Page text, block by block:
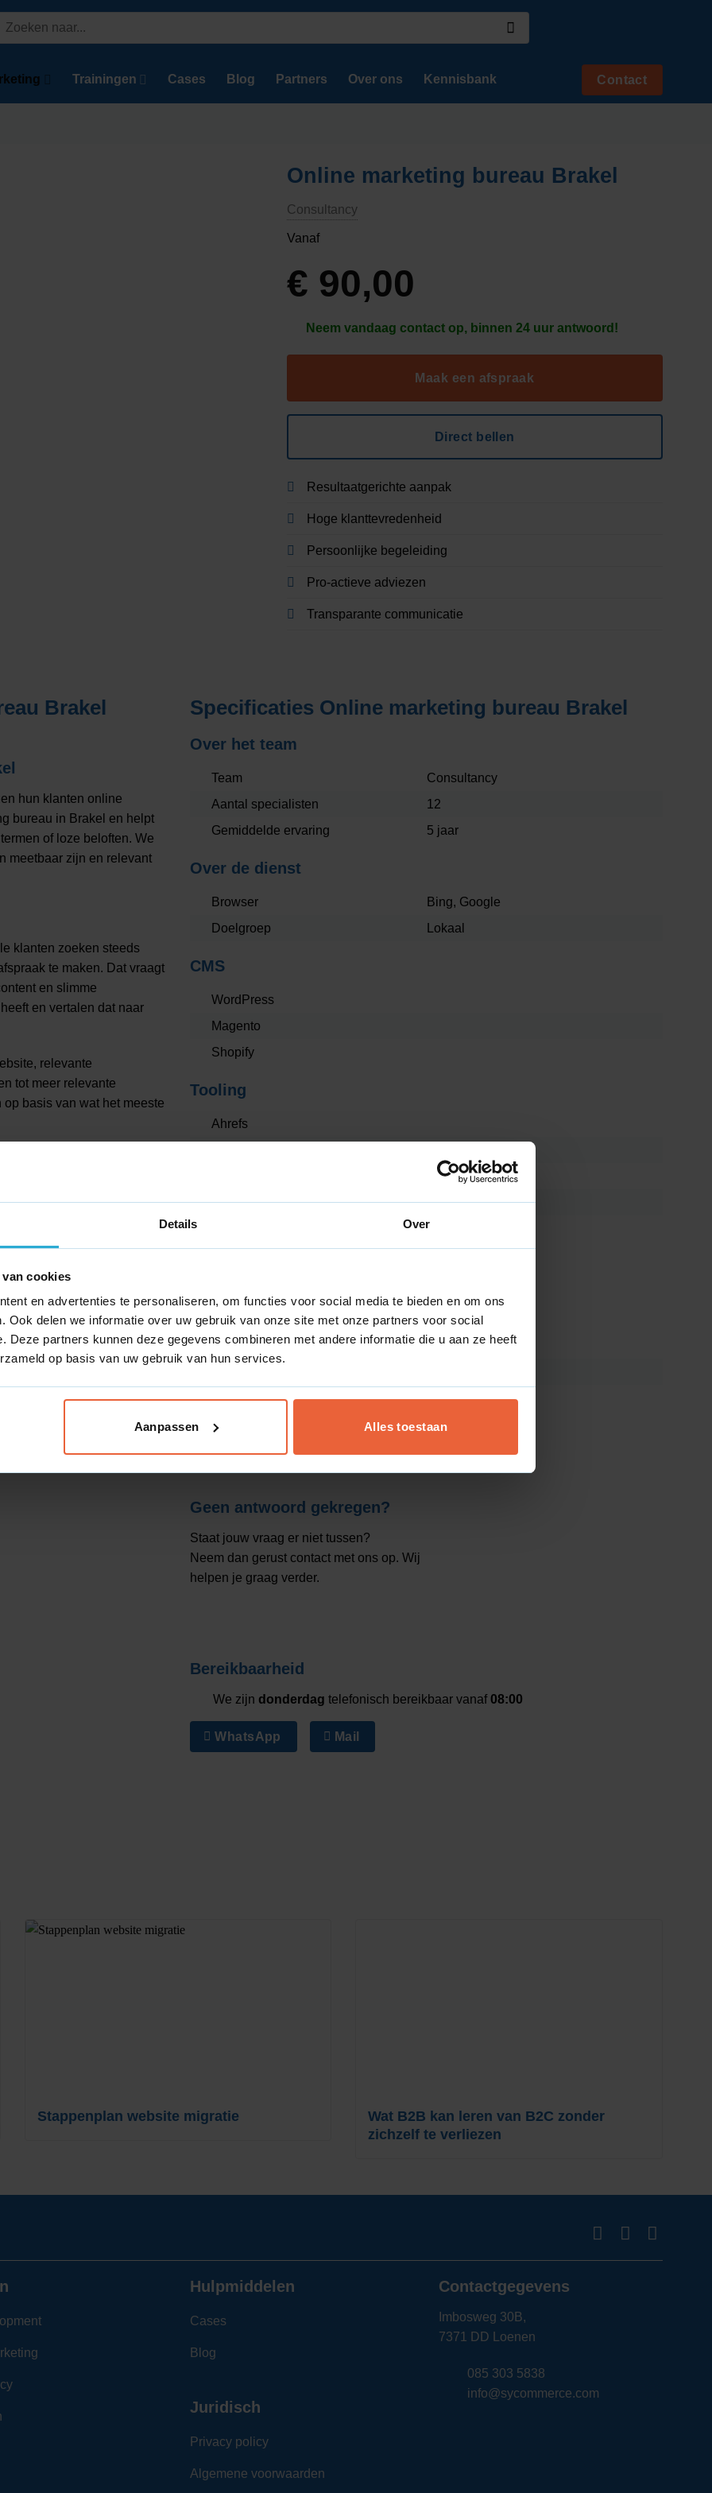
Details Over
cookies
en advertenties te personaliseren, om functies voor social media te bieden en om ons
Ook delen we informatie over uw gebruik van onze site met onze partners voor social
Deze partners kunnen deze gegevens combineren met andere informatie die u aan ze heeft
op basis van uw gebruik van hun services.
Aanpassen Alles toestaan
Zoeken
Trainingen Cases Blog Partners Over ons Kennisbank Contact
Online marketing bureau Brakel
Consultancy
Vanaf
€ 90,00
Neem vandaag contact op, binnen 24 uur antwoord!
Maak een afspraak
Direct bellen
Resultaatgerichte aanpak
Hoge klanttevredenheid
Persoonlijke begeleiding
Pro-actieve adviezen
Transparante communicatie
Brakel
hun klanten online
bureau in Brakel en helpt
of loze beloften. We
meetbaar zijn en relevant
klanten zoeken steeds
te maken. Dat vraagt
en slimme
en vertalen dat naar
relevante
tot meer relevante
basis van wat het meeste
die klanten uit de buurt
landingspagina s
ook hoe wij werken in
Voor veel klanten in de
direct invloed heeft op de
aanwezigheid
in de regio.
rapporteren en bijsturen op
aan transparantie. Geen
kan betekenen?
Specificaties Online marketing bureau Brakel
Over het team
Team
Consultancy
Aantal specialisten
12
Gemiddelde ervaring
5 jaar
Over de dienst
Browser
Bing, Google
Doelgroep
Lokaal
CMS
WordPress
Magento
Shopify
Tooling
Ahrefs
Canva
Dashboard
Google Tag Manager
Looker studio
Geen antwoord gekregen?
Staat jouw vraag er niet tussen?
Neem dan gerust contact met ons op. Wij
helpen je graag verder.
Bereikbaarheid
We zijn donderdag telefonisch bereikbaar vanaf 08:00
WhatsApp Mail
Stappenplan website migratie
Wat B2B kan leren van B2C zonder
zichzelf te verliezen
Hulpmiddelen
Cases
Blog
Juridisch
Privacy policy
Algemene voorwaarden
Contactgegevens
Imbosweg 30B,
7371 DD Loenen
085 303 5838
info@sycommerce.com